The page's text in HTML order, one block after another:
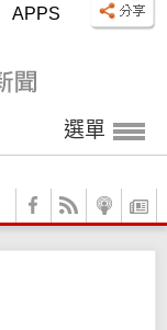
APPS
選單